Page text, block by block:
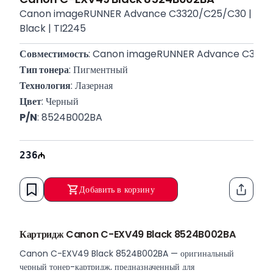
Canon imageRUNNER Advance C3320/C25/C30 |
Black | TI2245
Совместимость: Canon imageRUNNER Advance
Тип тонера: Пигментный
Технология: Лазерная
Цвет: Черный
P/N: 8524B002BA
236
Добавить в корзину
Картридж Canon C-EXV49 Black 8524B002BA
Canon C-EXV49 Black 8524B002BA — оригинальный
черный тонер-картридж, предназначенный для